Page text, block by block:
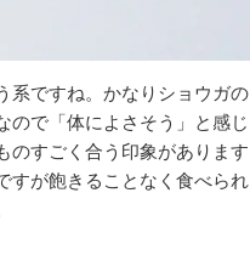
系ですね。かなりショウガの
ので「体によさそう」と感じ
のすごく合う印象があります
すが飽きることなく食べられ